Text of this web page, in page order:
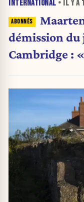
INTERNATIONAL • IL Y A
démission du
Cambridge :